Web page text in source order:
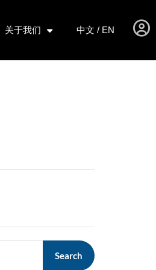
关于我们 中文 / EN
Search